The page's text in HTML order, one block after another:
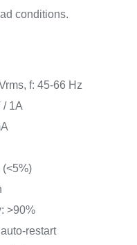
conditions.
f: 45-66 Hz
/ 1A
>90%
restart